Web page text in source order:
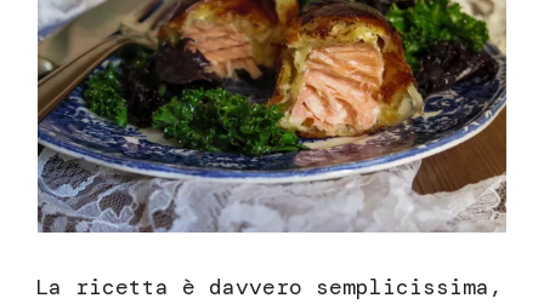
La ricetta è davvero semplicissima,